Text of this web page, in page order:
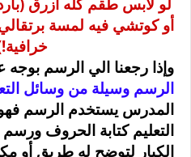
أو كوتشي فيه لمسة
خرافية!
وإذا رجعنا الي الرسم بوجه
الرسم وسيلة من وسائل
المدرس يستخدم الرسم
التعليم كتابة الحروف
الكبار لتوضح له طريق أو